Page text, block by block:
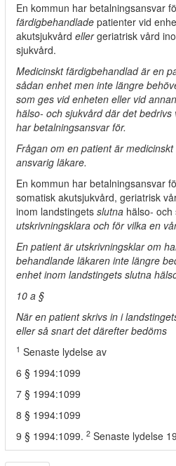
En kommun har betalningsansvar
färdigbehandlade patienter vid
akutsjukvård ellergeriatrisk vård
sjukvård.
Medicinskt färdigbehandlad är en
sådan enhet men inte längre
som ges vid enheten eller vid
hälso- och sjukvård där det
har betalningsansvar för.
Frågan om en patient är
ansvarig läkare.
En kommun har betalningsansvar
somatisk akutsjukvård, geriatrisk
inom landstingets slutna hälso- och
utskrivningsklara och för vilka en
En patient är utskrivningsklar om
behandlande läkaren inte längre
enhet inom landstingets slutna
10 a §
När en patient skrivs in i
eller så snart det därefter bedöms
1 Senaste lydelse av
6 § 1994:1099
7 § 1994:1099
8 § 1994:1099
9 § 1994:1099. 2 Senaste lydelse